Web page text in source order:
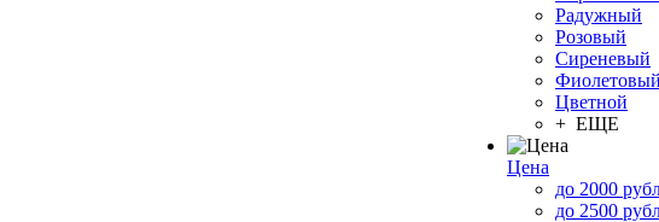
Радужный
Розовый
Сиреневый
Фиолетовый
Цветной
+ ЕЩЕ
Цена
до 2000
до 2500